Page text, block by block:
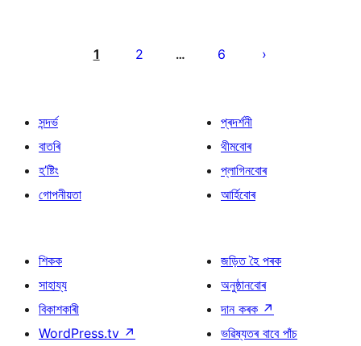
পৃষ্ঠাকৰণ
1 2 … 6
সন্দৰ্ভ
বাতৰি
হ’ষ্টিং
গোপনীয়তা
প্ৰদৰ্শনী
থীমবোৰ
প্লাগিনবোৰ
আৰ্হিবোৰ
শিকক
সাহায্য
বিকাশকাৰী
WordPress.tv ↗
জড়িত হৈ পৰক
অনুষ্ঠানবোৰ
দান কৰক ↗
ভৱিষ্যতৰ বাবে পাঁচ